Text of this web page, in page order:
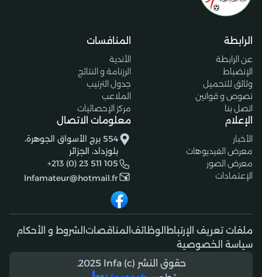
الرابطة
عن الرابطة
الإنضباط
وثائق للتحميل
نصوص و قوانين
اتصل بنا
المنافسات
الأندية
الرزنامة و النتائج
جدول الترتيب
الملاعب
مركز الإحصائيات
الإعلام
الأخبار
معرض الفيديوهات
معرض الصور
الإعتمادات
معلومات الاتصال
554 برج الأسواق الجوهرة،
بلوزداد، الجزائر
+213 (0) 23 511 105
lnfamateur@hotmail.fr
ملفات تعريف الإرتباط الوظائف المناقصات الشروط و الأحكام
سياسة الخصوصية
حقوق النشر (c) 2025 lnfa.